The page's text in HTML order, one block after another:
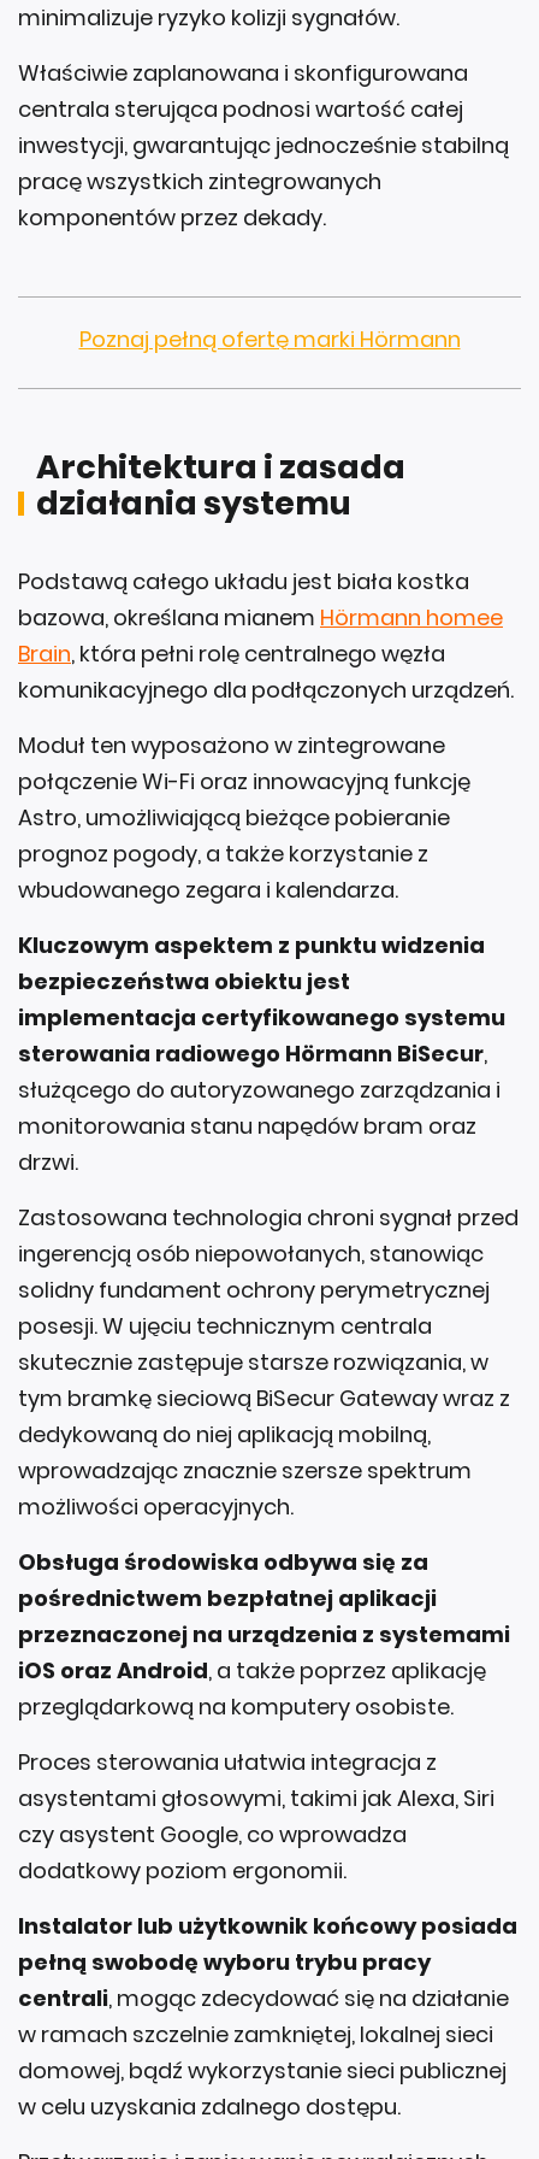
minimalizuje ryzyko kolizji sygnałów.
Właściwie zaplanowana i skonfigurowana
centrala sterująca podnosi wartość całej
inwestycji, gwarantując jednocześnie stabilną
pracę wszystkich zintegrowanych
komponentów przez dekady.
Poznaj pełną ofertę marki Hörmann
Architektura i zasada
działania systemu
Podstawą całego układu jest biała kostka
bazowa, określana mianem Hörmann homee
Brain, która pełni rolę centralnego węzła
komunikacyjnego dla podłączonych urządzeń.
Moduł ten wyposażono w zintegrowane
połączenie Wi-Fi oraz innowacyjną funkcję
Astro, umożliwiającą bieżące pobieranie
prognoz pogody, a także korzystanie z
wbudowanego zegara i kalendarza.
Kluczowym aspektem z punktu widzenia
bezpieczeństwa obiektu jest
implementacja certyfikowanego systemu
sterowania radiowego Hörmann BiSecur,
służącego do autoryzowanego zarządzania i
monitorowania stanu napędów bram oraz
drzwi.
Zastosowana technologia chroni sygnał przed
ingerencją osób niepowołanych, stanowiąc
solidny fundament ochrony perymetrycznej
posesji. W ujęciu technicznym centrala
skutecznie zastępuje starsze rozwiązania, w
tym bramkę sieciową BiSecur Gateway wraz z
dedykowaną do niej aplikacją mobilną,
wprowadzając znacznie szersze spektrum
możliwości operacyjnych.
Obsługa środowiska odbywa się za
pośrednictwem bezpłatnej aplikacji
przeznaczonej na urządzenia z systemami
iOS oraz Android, a także poprzez aplikację
przeglądarkową na komputery osobiste.
Proces sterowania ułatwia integracja z
asystentami głosowymi, takimi jak Alexa, Siri
czy asystent Google, co wprowadza
dodatkowy poziom ergonomii.
Instalator lub użytkownik końcowy posiada
pełną swobodę wyboru trybu pracy
centrali, mogąc zdecydować się na działanie
w ramach szczelnie zamkniętej, lokalnej sieci
domowej, bądź wykorzystanie sieci publicznej
w celu uzyskania zdalnego dostępu.